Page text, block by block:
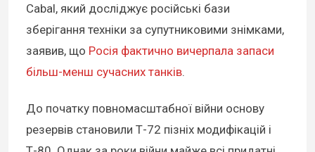
Cabal, який досліджує російські бази
зберігання техніки за супутниковими знімками,
заявив, що Росія фактично вичерпала запаси
більш-менш сучасних танків.
До початку повномасштабної війни основу
резервів становили Т-72 пізніх модифікацій і